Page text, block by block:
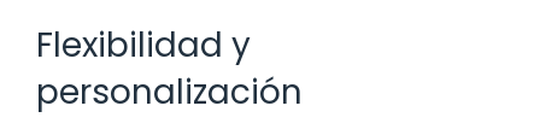
Flexibilidad y
personalización